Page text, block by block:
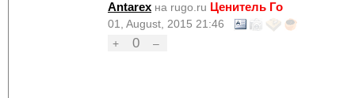
Antarex на rugo.ru Ценитель Го
01, August, 2015 21:46
+
0 –